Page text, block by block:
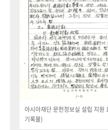
아시아재단 문헌정보실 설립 지원
기록물)